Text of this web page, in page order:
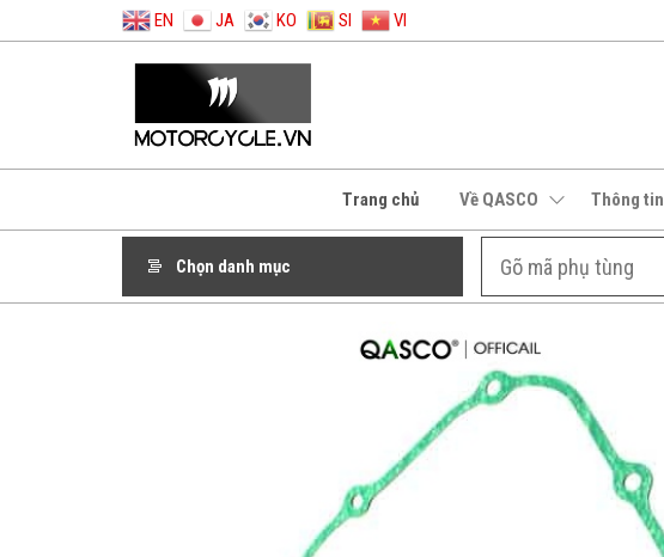
EN JA KO SI VI
Trang chủ Về QASCO Thông tin
Chọn danh mục